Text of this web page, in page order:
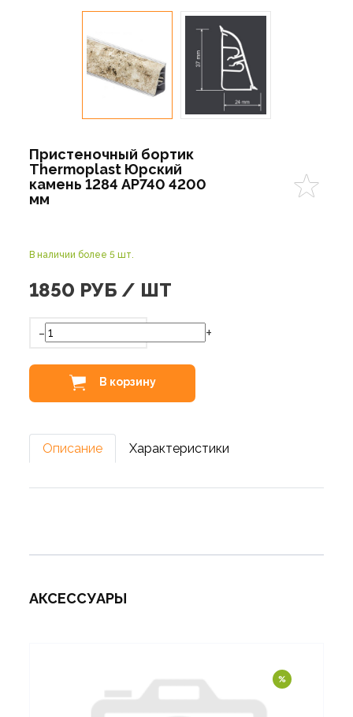
Пристеночный бортик
Thermoplast Юрский
камень 1284 AP740 4200
мм
В наличии более 5 шт.
1850 РУБ / ШТ
- +
В корзину
Описание Характеристики
АКСЕССУАРЫ